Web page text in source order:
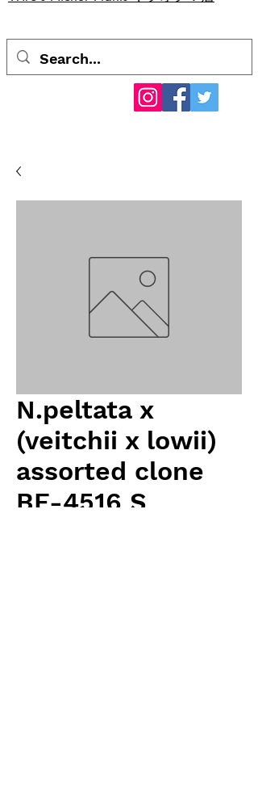
N.peltata x
(veitchii x lowii)
assorted clone
BE-4516 S